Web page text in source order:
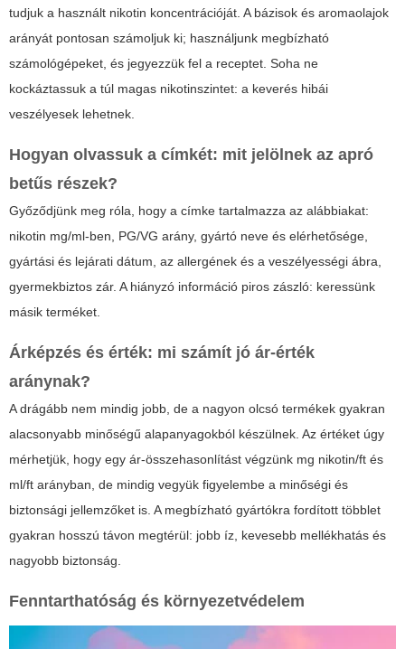
tudjuk a használt nikotin koncentrációját. A bázisok és aromaolajok
arányát pontosan számoljuk ki; használjunk megbízható
számológépeket, és jegyezzük fel a receptet. Soha ne
kockáztassuk a túl magas nikotinszintet: a keverés hibái
veszélyesek lehetnek.
Hogyan olvassuk a címkét: mit jelölnek az apró
betűs részek?
Győződjünk meg róla, hogy a címke tartalmazza az alábbiakat:
nikotin mg/ml-ben, PG/VG arány, gyártó neve és elérhetősége,
gyártási és lejárati dátum, az allergének és a veszélyességi ábra,
gyermekbiztos zár. A hiányzó információ piros zászló: keressünk
másik terméket.
Árképzés és érték: mi számít jó ár-érték
aránynak?
A drágább nem mindig jobb, de a nagyon olcsó termékek gyakran
alacsonyabb minőségű alapanyagokból készülnek. Az értéket úgy
mérhetjük, hogy egy ár-összehasonlítást végzünk mg nikotin/ft és
ml/ft arányban, de mindig vegyük figyelembe a minőségi és
biztonsági jellemzőket is. A megbízható gyártókra fordított többlet
gyakran hosszú távon megtérül: jobb íz, kevesebb mellékhatás és
nagyobb biztonság.
Fenntarthatóság és környezetvédelem